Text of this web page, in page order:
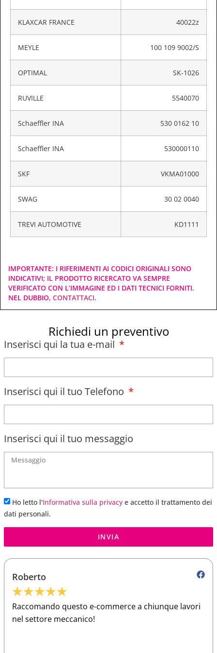
KLAXCAR FRANCE 40022z
MEYLE 100 109 9002/S
OPTIMAL SK-1026
RUVILLE 5540070
Schaeffler INA 530 0162 10
Schaeffler INA 530000110
SKF VKMA01000
SWAG 30 02 0040
TREVI AUTOMOTIVE KD1111
IMPORTANTE: I RIFERIMENTI AI CODICI ORIGINALI SONO
INDICATIVI; IL PRODOTTO RICERCATO VA SEMPRE
VERIFICATO CON L’IMMAGINE ED I DATI TECNICI FORNITI.
NEL DUBBIO, CONTATTACI.
Richiedi un preventivo
Inserisci qui la tua e-mail
Inserisci qui il tuo Telefono
Inserisci qui il tuo messaggio
Ho letto l'Informativa sulla privacy e accetto il trattamento dei
dati personali.
INVIA
Roberto
★★★★★
Raccomando questo e-commerce a chiunque lavori
nel settore meccanico!